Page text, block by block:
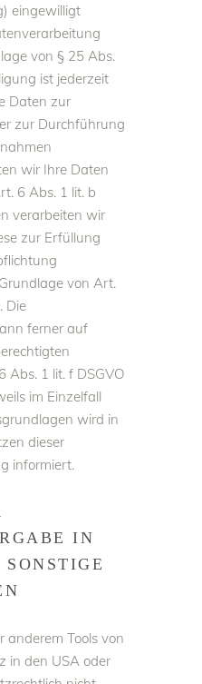
eingewilligt
von § 25 Abs.
ist jederzeit
Daten zur
zur Durchführung
wir Ihre Daten
6 Abs. 1 lit. b
verarbeiten wir
zur Erfüllung
von Art.
Die
ferner auf
Abs. 1 lit. f DSGVO
im Einzelfall
wird in
dieser
informiert.
IN
Tools von
in den USA oder